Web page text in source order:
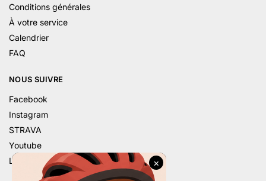
Conditions générales
À votre service
Calendrier
FAQ
NOUS SUIVRE
Facebook
Instagram
STRAVA
Youtube
Linkedin